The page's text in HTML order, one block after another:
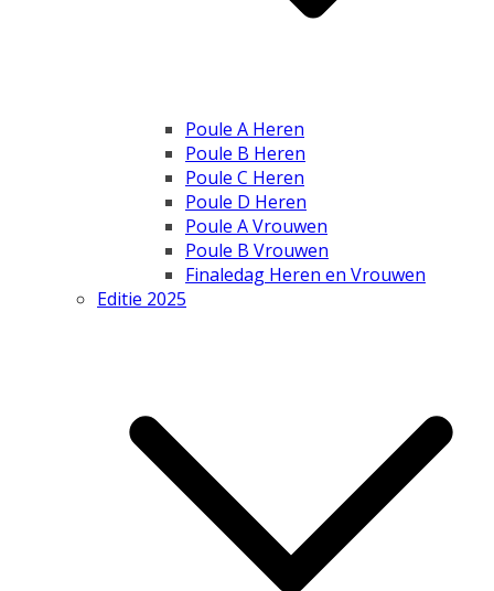
Poule A Heren
Poule B Heren
Poule C Heren
Poule D Heren
Poule A Vrouwen
Poule B Vrouwen
Finaledag Heren en Vrouwen
Editie 2025